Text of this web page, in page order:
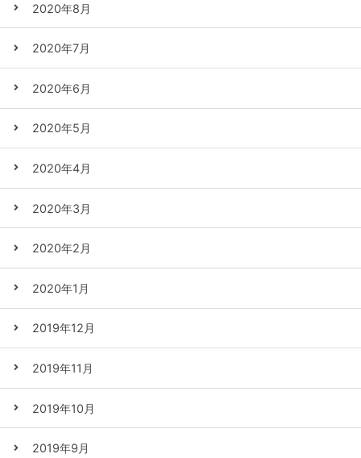
2020年8月
2020年7月
2020年6月
2020年5月
2020年4月
2020年3月
2020年2月
2020年1月
2019年12月
2019年11月
2019年10月
2019年9月